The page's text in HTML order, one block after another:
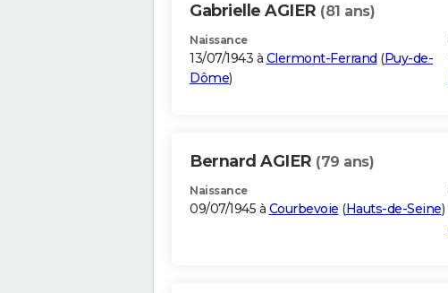
Gabrielle AGIER (81 ans)
Naissance
13/07/1943 à Clermont-Ferrand (Puy-de-
Dôme)
Bernard AGIER (79 ans)
Naissance
09/07/1945 à Courbevoie (Hauts-de-Seine)